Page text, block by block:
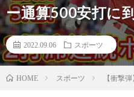
ー通算500安打に
2022.09.06 スポーツ
HOME スポーツ 【衝撃